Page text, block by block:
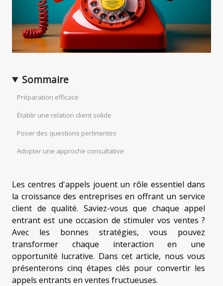
Sommaire
Préparation efficace
Établir une relation client solide
Poser des questions pertinentes
Adopter une approche consultative
Les centres d'appels jouent un rôle essentiel dans
la croissance des entreprises en offrant un service
client de qualité. Saviez-vous que chaque appel
entrant est une occasion de stimuler vos ventes ?
Avec les bonnes stratégies, vous pouvez
transformer chaque interaction en une
opportunité lucrative. Dans cet article, nous vous
présenterons cinq étapes clés pour convertir les
appels entrants en ventes fructueuses.